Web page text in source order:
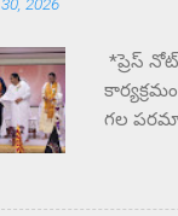
2026
*ప్రెస్
గల